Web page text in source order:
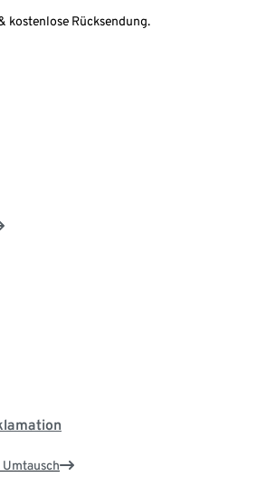
kostenlose Rücksendung.